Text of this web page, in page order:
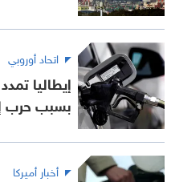
اتحاد أوروبي
إيطاليا
بسبب حرب
أخبار أميركا